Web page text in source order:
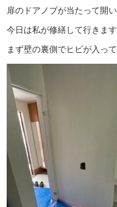
扉のドアノブが当たって開
今日は私が修繕して行きます
まず壁の裏側でヒビが入っ